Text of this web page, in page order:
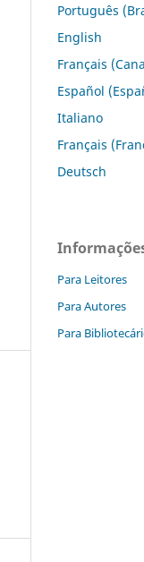
Português
English
Français
Español
Italiano
Français
Deutsch
Para Leitores
Para Autores
Para